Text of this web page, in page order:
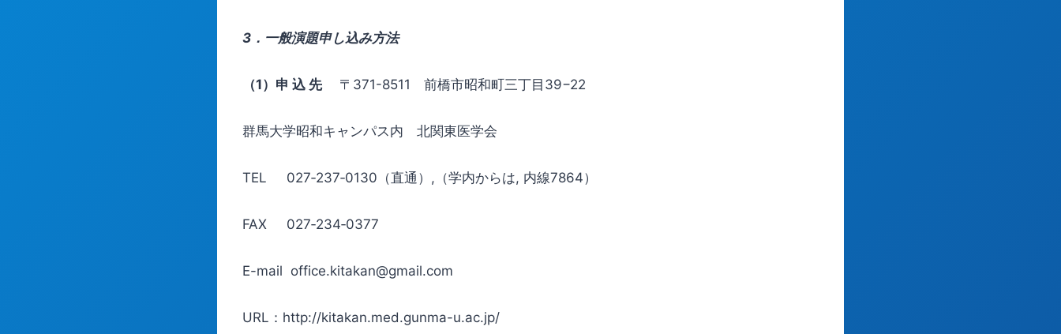
3．一般演題申し込み方法
（1）申 込 先〒371-8511 前橋市昭和町三丁目39−22
群馬大学昭和キャンパス内 北関東医学会
TEL 027‐237‐0130（直通）,（学内からは, 内線7864）
FAX 027‐234‐0377
E-mail office.kitakan@gmail.com
URL：http://kitakan.med.gunma-u.ac.jp/